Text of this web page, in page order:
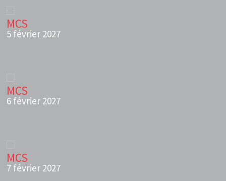
MCS
5 février 2027
MCS
6 février 2027
MCS
7 février 2027